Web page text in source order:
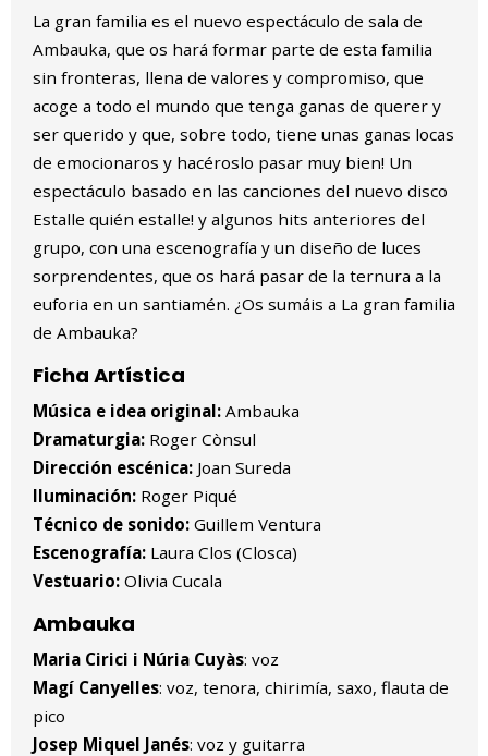
La gran familia es el nuevo espectáculo de sala de
Ambauka, que os hará formar parte de esta familia
sin fronteras, llena de valores y compromiso, que
acoge a todo el mundo que tenga ganas de querer y
ser querido y que, sobre todo, tiene unas ganas locas
de emocionaros y hacéroslo pasar muy bien! Un
espectáculo basado en las canciones del nuevo disco
Estalle quién estalle! y algunos hits anteriores del
grupo, con una escenografía y un diseño de luces
sorprendentes, que os hará pasar de la ternura a la
euforia en un santiamén. ¿Os sumáis a La gran familia
de Ambauka?
Ficha Artística
Música e idea original:Ambauka
Dramaturgia:Roger Cònsul
Dirección escénica:Joan Sureda
Iluminación:Roger Piqué
Técnico de sonido:Guillem Ventura
Escenografía:Laura Clos (Closca)
Vestuario:Olivia Cucala
Ambauka
Maria Cirici i Núria Cuyàs: voz
Magí Canyelles: voz, tenora, chirimía, saxo, flauta de
pico
Josep Miquel Janés: voz y guitarra